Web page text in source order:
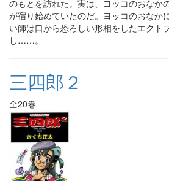
のもとを訪れた。実は、ヨッコのおなか
が宿り始めていたのだ。ヨッコのおなか
い師は口から恐ろしい形相をしたエクト
し……。
三四郎２
全20巻